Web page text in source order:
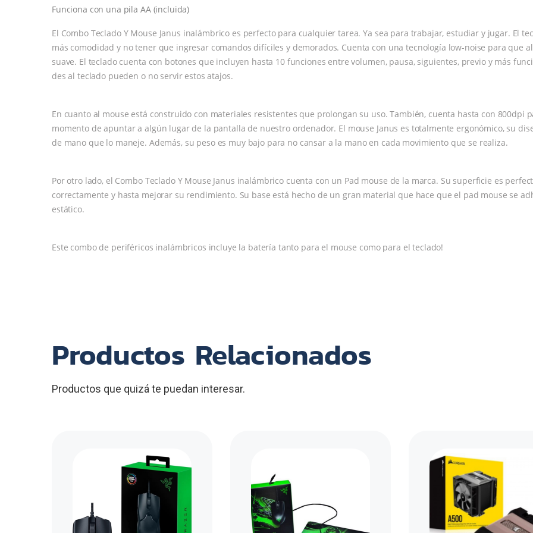
Funciona con una pila AA (incluida)
El Combo Teclado Y Mouse Janus inalámbrico es perfecto para cualquier tarea. Ya sea para trabajar, estudiar y jugar. El
más comodidad y no tener que ingresar comandos difíciles y demorados. Cuenta con una tecnología low-noise para que
suave. El teclado cuenta con botones que incluyen hasta 10 funciones entre volumen, pausa, siguientes, previo y más
des al teclado pueden o no servir estos atajos.
En cuanto al mouse está construido con materiales resistentes que prolongan su uso. También, cuenta hasta con 800dpi
momento de apuntar a algún lugar de la pantalla de nuestro ordenador. El mouse Janus es totalmente ergonómico, su
de mano que lo maneje. Además, su peso es muy bajo para no cansar a la mano en cada movimiento que se realiza.
Por otro lado, el Combo Teclado Y Mouse Janus inalámbrico cuenta con un Pad mouse de la marca. Su superficie es
correctamente y hasta mejorar su rendimiento. Su base está hecho de un gran material que hace que el pad mouse se
estático.
Este combo de periféricos inalámbricos incluye la batería tanto para el mouse como para el teclado!
Productos Relacionados
Productos que quizá te puedan interesar.